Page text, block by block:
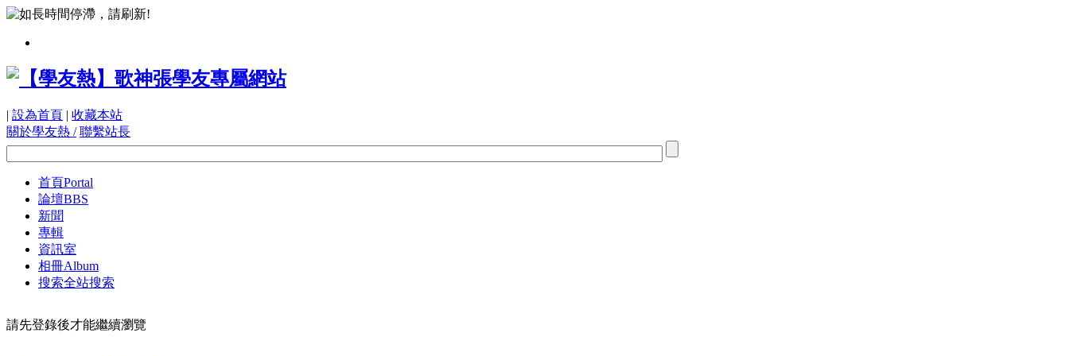
| 設為首頁 | 收藏本站
關於學友熱 / 聯繫站長
首頁Portal
論壇BBS
新聞
專輯
資訊室
相冊Album
搜索全站搜索
請先登錄後才能繼續瀏覽